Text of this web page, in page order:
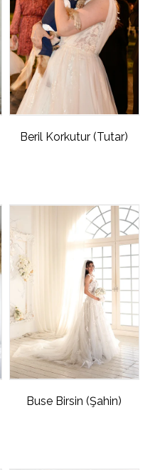
Beril Korkutur (Tutar)
Buse Birsin (Şahin)